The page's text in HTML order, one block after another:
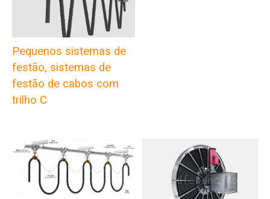
Pequenos sistemas de
festão, sistemas de
festão de cabos com
trilho C